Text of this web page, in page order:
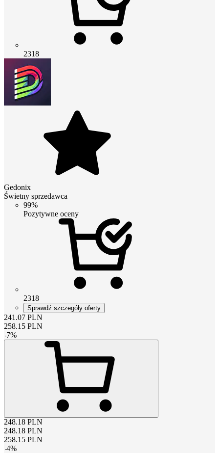
2318
Gedonix
Świetny sprzedawca
99%
Pozytywne oceny
2318
Sprawdź szczegóły oferty
241.07 PLN
258.15 PLN
-7%
248.18 PLN
248.18 PLN
258.15 PLN
-4%